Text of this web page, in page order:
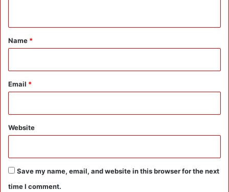
*
Name *
Email *
Website
Save my name, email, and website in this browser for the next
time I comment.